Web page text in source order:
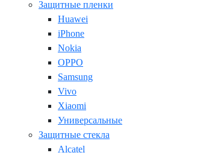
Защитные пленки
Huawei
iPhone
Nokia
OPPO
Samsung
Vivo
Xiaomi
Универсальные
Защитные стекла
Alcatel